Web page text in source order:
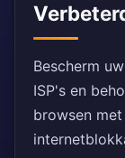
Bescherm
ISP's en
browsen